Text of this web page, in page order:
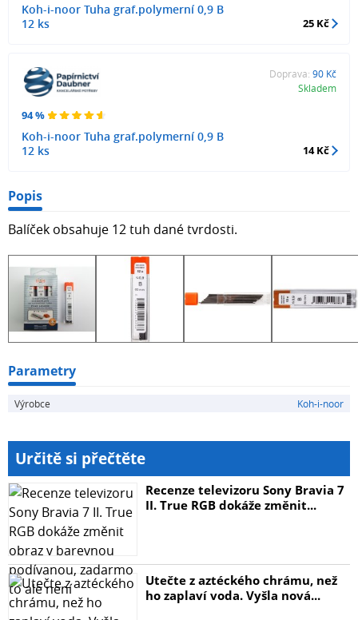
Koh-i-noor Tuha graf.polymerní 0,9 B
12 ks
25 Kč
94 %
Koh-i-noor Tuha graf.polymerní 0,9 B
12 ks
Doprava: 90 Kč
Skladem
14 Kč
Popis
Balíček obsahuje 12 tuh dané tvrdosti.
Parametry
Výrobce Koh-i-noor
Určitě si přečtěte
Recenze televizoru Sony Bravia 7
II. True RGB dokáže změnit...
Utečte z aztéckého chrámu, než
ho zaplaví voda. Vyšla nová...